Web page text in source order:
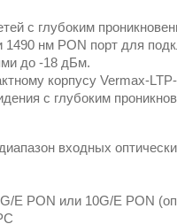
с глубоким
нм PON порт для
до -18 дБм.
корпусу Vermax-
с глубоким
входных
E PON или 10G/E PON